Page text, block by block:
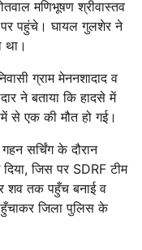
मणिभूषण श्रीवास्तव
पहुंचे। घायल गुलशेर ने
था।
ग्राम मेननशादाद व
ने बताया कि हादसे में
से एक की मौत हो गई।
सर्चिंग के दौरान
जिस पर SDRF टीम
कर शव तक पहुँच बनाई व
जिला पुलिस के